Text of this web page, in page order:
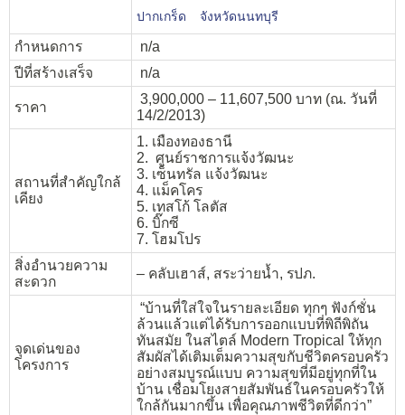
ปากเกร็ด
จังหวัดนนทบุรี
กำหนดการ
n/a
ปีที่สร้างเสร็จ
n/a
ราคา
3,900,000 – 11,607,500 บาท (ณ. วันที่
14/2/2013)
สถานที่สำคัญใกล้
เคียง
1. เมืองทองธานี
2. ศูนย์ราชการแจ้งวัฒนะ
3. เซ็นทรัล แจ้งวัฒนะ
4. แม็คโคร
5. เทสโก้ โลตัส
6. บิ๊กซี
7. โฮมโปร
สิ่งอำนวยความ
สะดวก
– คลับเฮาส์, สระว่ายน้ำ, รปภ.
จุดเด่นของ
โครงการ
“บ้านที่ใส่ใจในรายละเอียด ทุกๆ ฟังก์ชั่น
ล้วนแล้วแต่ได้รับการออกแบบที่พิถีพิถัน
ทันสมัย ในสไตล์ Modern Tropical ให้ทุก
สัมผัสได้เติมเต็มความสุขกับชีวิตครอบครัว
อย่างสมบูรณ์แบบ ความสุขที่มีอยู่ทุกที่ใน
บ้าน เชื่อมโยงสายสัมพันธ์ในครอบครัวให้
ใกล้กันมากขึ้น เพื่อคุณภาพชีวิตที่ดีกว่า”